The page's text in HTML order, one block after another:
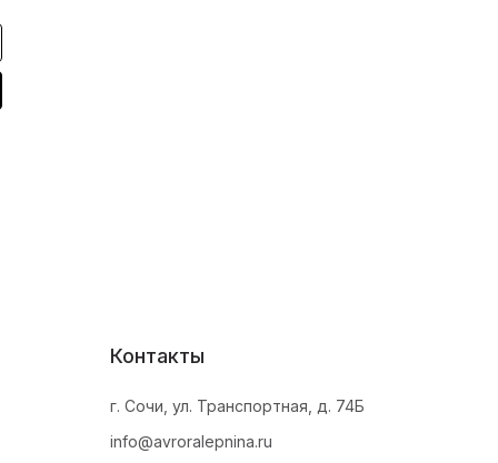
Контакты
г. Сочи, ул. Транспортная, д. 74Б
info@avroralepnina.ru